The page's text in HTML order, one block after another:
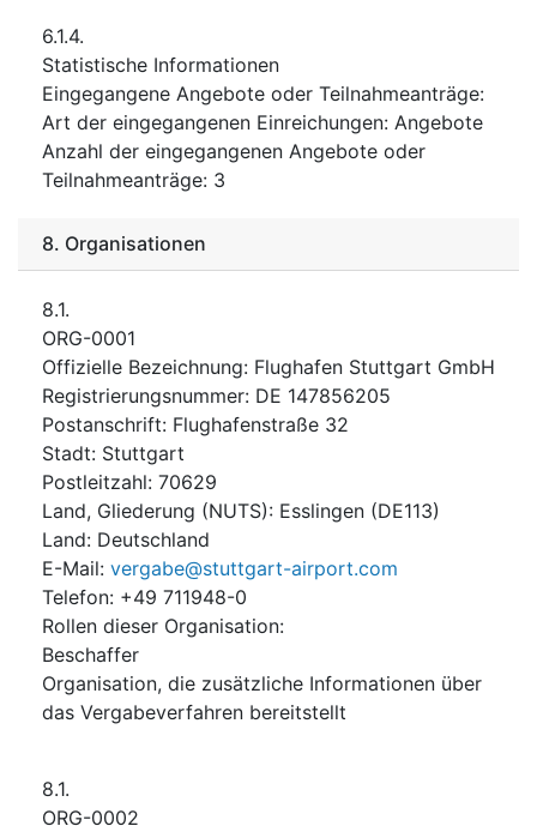
6.1.4.
Statistische Informationen
Eingegangene Angebote oder Teilnahmeanträge:
Art der eingegangenen Einreichungen: Angebote
Anzahl der eingegangenen Angebote oder
Teilnahmeanträge: 3
8. Organisationen
8.1.
ORG-0001
Offizielle Bezeichnung: Flughafen Stuttgart GmbH
Registrierungsnummer: DE 147856205
Postanschrift: Flughafenstraße 32
Stadt: Stuttgart
Postleitzahl: 70629
Land, Gliederung (NUTS): Esslingen (DE113)
Land: Deutschland
E-Mail: vergabe@stuttgart-airport.com
Telefon: +49 711948-0
Rollen dieser Organisation:
Beschaffer
Organisation, die zusätzliche Informationen über
das Vergabeverfahren bereitstellt
8.1.
ORG-0002